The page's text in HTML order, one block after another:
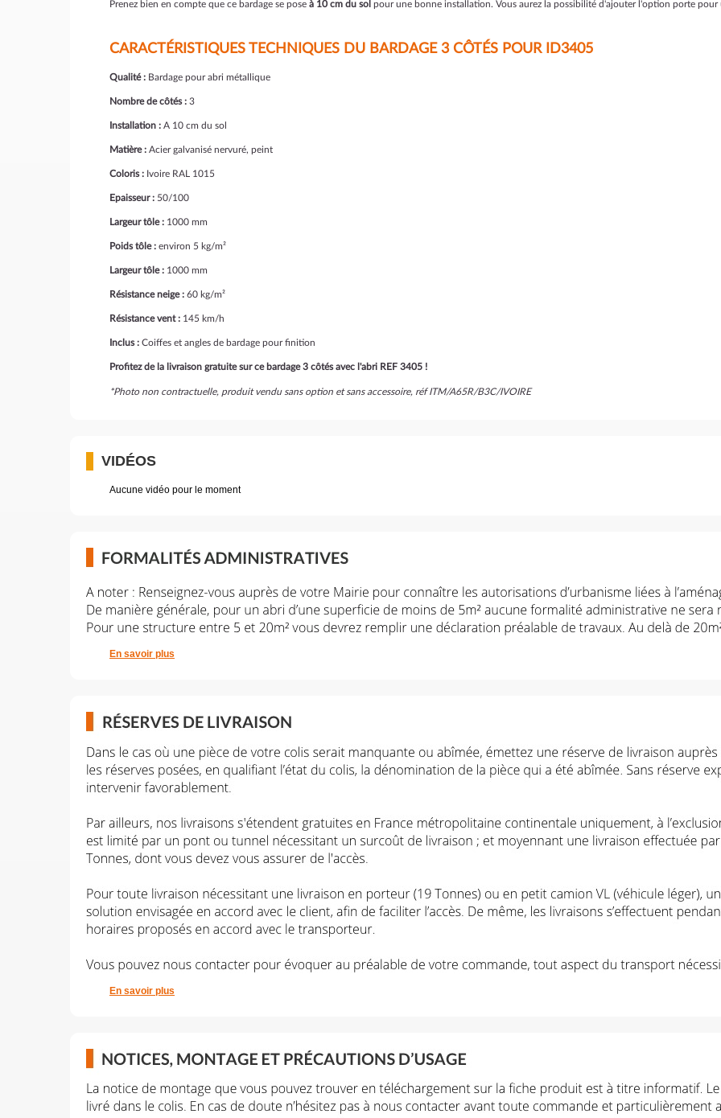
Prenez bien en compte que ce bardage se pose à 10 cm du sol pour une bonne installation. Vous aurez la possibilité d'ajouter l'option porte pour
CARACTÉRISTIQUES TECHNIQUES DU BARDAGE 3 CÔTÉS POUR ID3405
Qualité : Bardage pour abri métallique
Nombre de côtés : 3
Installation : A 10 cm du sol
Matière : Acier galvanisé nervuré, peint
Coloris : Ivoire RAL 1015
Epaisseur : 50/100
Largeur tôle : 1000 mm
Poids tôle : environ 5 kg/m²
Largeur tôle : 1000 mm
Résistance neige : 60 kg/m²
Résistance vent : 145 km/h
Inclus : Coiffes et angles de bardage pour finition
Profitez de la livraison gratuite sur ce bardage 3 côtés avec l'abri REF 3405 !
*Photo non contractuelle, produit vendu sans option et sans accessoire, réf ITM/A65R/B3C/IVOIRE
VIDÉOS
Aucune vidéo pour le moment
En savoir plus
En savoir plus